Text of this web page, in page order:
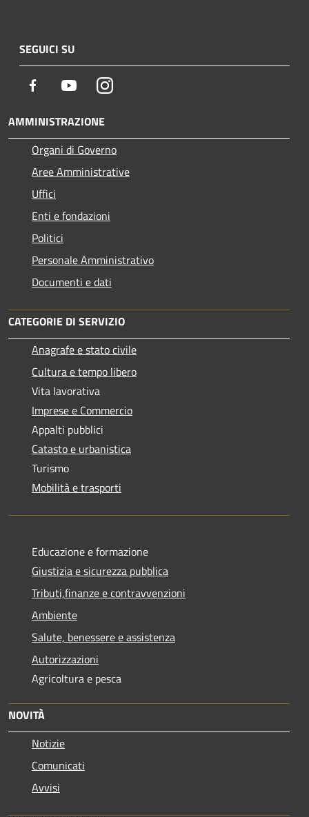
SEGUICI SU
Facebook YoutubeInstagram
AMMINISTRAZIONE
Organi di Governo
Aree Amministrative
Uffici
Enti e fondazioni
Politici
Personale Amministrativo
Documenti e dati
CATEGORIE DI SERVIZIO
Anagrafe e stato civile
Cultura e tempo libero
Vita lavorativa
Imprese e Commercio
Appalti pubblici
Catasto e urbanistica
Turismo
Mobilità e trasporti
Educazione e formazione
Giustizia e sicurezza pubblica
Tributi,finanze e contravvenzioni
Ambiente
Salute, benessere e assistenza
Autorizzazioni
Agricoltura e pesca
NOVITÀ
Notizie
Comunicati
Avvisi